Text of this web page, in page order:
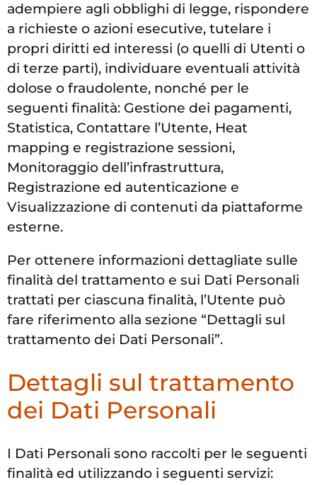
adempiere agli obblighi di legge, rispondere
a richieste o azioni esecutive, tutelare i
propri diritti ed interessi (o quelli di Utenti o
di terze parti), individuare eventuali attività
dolose o fraudolente, nonché per le
seguenti finalità: Gestione dei pagamenti,
Statistica, Contattare l’Utente, Heat
mapping e registrazione sessioni,
Monitoraggio dell’infrastruttura,
Registrazione ed autenticazione e
Visualizzazione di contenuti da piattaforme
esterne.
Per ottenere informazioni dettagliate sulle
finalità del trattamento e sui Dati Personali
trattati per ciascuna finalità, l’Utente può
fare riferimento alla sezione “Dettagli sul
trattamento dei Dati Personali”.
Dettagli sul trattamento
dei Dati Personali
I Dati Personali sono raccolti per le seguenti
finalità ed utilizzando i seguenti servizi: